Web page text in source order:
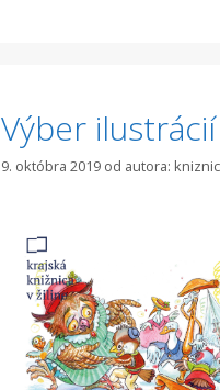
Výber
9. októbra 2019 od autora: